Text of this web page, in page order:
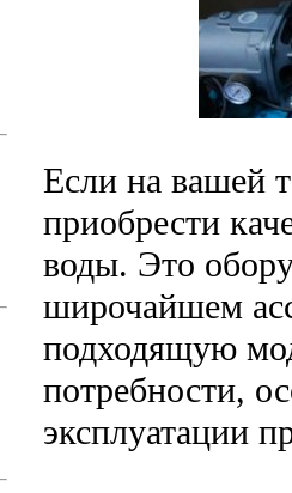
Если на вашей
приобрести
воды. Это
широчайшем
подходящую
потребности,
эксплуатации